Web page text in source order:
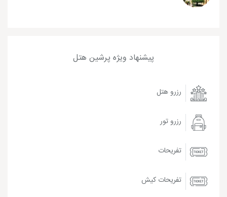
پیشنهاد ویژه پرشین هتل
رزرو هتل
رزرو تور
تفریحات
تفریحات کیش